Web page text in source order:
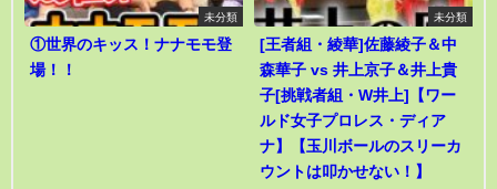
未分類
①世界のキッス！ナナモモ登
場！！
未分類
[王者組・綾華]佐藤綾子＆中
森華子 vs 井上京子＆井上貴
子[挑戦者組・W井上]【ワー
ルド女子プロレス・ディア
ナ】【玉川ボールのスリーカ
ウントは叩かせない！】